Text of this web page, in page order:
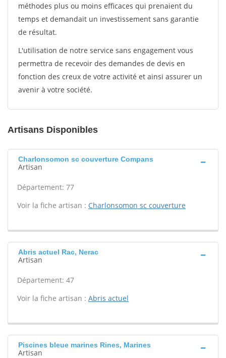
méthodes plus ou moins efficaces qui prenaient du
temps et demandait un investissement sans garantie
de résultat.
L'utilisation de notre service sans engagement vous
permettra de recevoir des demandes de devis en
fonction des creux de votre activité et ainsi assurer un
avenir à votre société.
Artisans Disponibles
Charlonsomon sc couverture Compans
Artisan
Département: 77
Voir la fiche artisan : Charlonsomon sc couverture
Abris actuel Rac, Nerac
Artisan
Département: 47
Voir la fiche artisan : Abris actuel
Piscines bleue marines Rines, Marines
Artisan